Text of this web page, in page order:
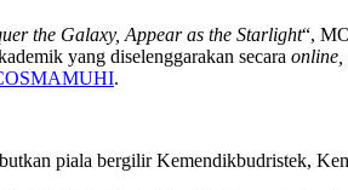
the Galaxy, Appear as the Starlight“,
yang diselenggarakan secara online,
.
piala bergilir Kemendikbudristek,